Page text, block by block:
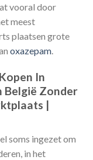
vooral door
meest
plaatsen grote
oxazepam.
In
België Zonder
|
soms ingezet om
in het